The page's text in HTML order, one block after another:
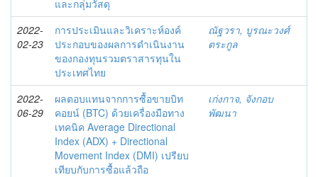
และกลุ่มวัสดุ
2022-
02-23
การประเมินและวิเคราะห์องค์
ประกอบของผลการดำเนินงาน
ของกองทุนรวมตราสารทุนใน
ประเทศไทย
ณัฐวรา, บูรณะวงศ์
ตระกูล
2022-
06-29
ผลตอบแทนจากการซื้อขายบิท
คอยน์ (BTC) ด้วยเครื่องมือทาง
เทคนิค Average Directional
Index (ADX) + Directional
Movement Index (DMI) เปรียบ
เทียบกับการซื้อแล้วถือ
เก่งกาจ, จังกอบ
พัฒนา